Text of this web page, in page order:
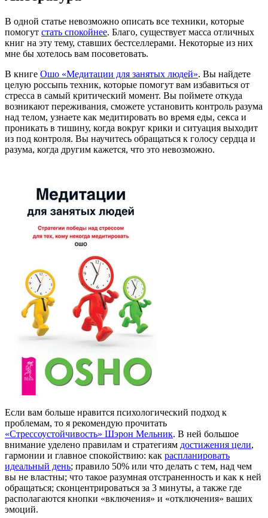
В одной статье невозможно описать все техники, которые
помогут стать спокойнее. Благо, существует масса отличных
книг на эту тему, ставших бестселлерами. Некоторые из них
мне бы хотелось вам посоветовать.
В книге Ошо «Медитации для занятых людей». Вы найдете
целую россыпь техник, которые помогут вам избавиться от
стресса в самый критический момент. Вы поймете откуда
возникают переживания, сможете установить контроль разума
над телом, узнаете как медитировать во время еды, секса и
проникать в тишину, когда вокруг крики и ситуация выходит
из под контроля. Вы научитесь обращаться к голосу сердца и
разума, когда другим кажется, что это невозможно.
Если вам больше нравится психологический подход к
проблемам, то я рекомендую прочитать
«Стрессоустойчивость» Шэрон Мельник. В ней большое
внимание уделено правилам и стратегиям достижения цели,
гармонии и главное спокойствию: как распланировать
идеальный день; правило 50% или что делать с тем, над чем
вы не властны; что такое разумная отстраненность и как к ней
обращаться; сконцентрироваться за 3 минуты, а также где
располагаются кнопки «включения» и «отключения» ваших
эмоций.